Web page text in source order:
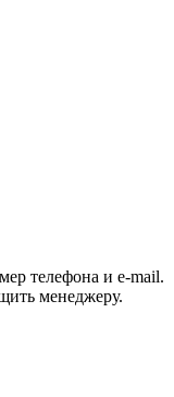
телефона и e-mail.
менеджеру.